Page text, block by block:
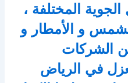
المختلفة ،
و الأمطار و
الشركات
في الرياض